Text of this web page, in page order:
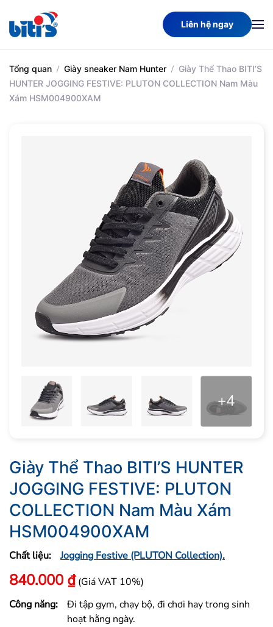
Skip
to
main
content
Liên hệ ngay
Tổng quan Giày sneaker Nam Hunter
Giày Thể Thao BITI’S
HUNTER JOGGING FESTIVE: PLUTON COLLECTION Nam Màu
Xám HSM004900XAM
+4
Giày Thể Thao BITI’S HUNTER
JOGGING FESTIVE: PLUTON
COLLECTION Nam Màu Xám
HSM004900XAM
Chất liệu: Jogging Festive (PLUTON Collection).
840.000 ₫ (Giá VAT 10%)
Công năng:
Đi tập gym, chạy bộ, đi chơi hay trong sinh
hoạt hằng ngày.